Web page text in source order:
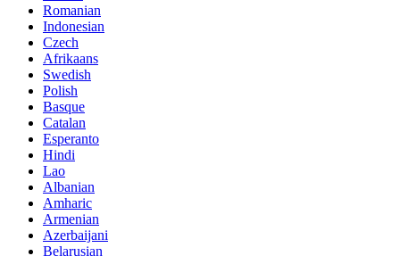
Romanian
Indonesian
Czech
Afrikaans
Swedish
Polish
Basque
Catalan
Esperanto
Hindi
Lao
Albanian
Amharic
Armenian
Azerbaijani
Belarusian